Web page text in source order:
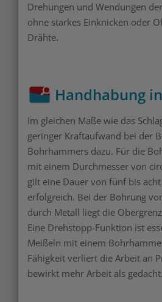
Drehungen und Wendungen
ohne starkes Einknicken oder
Drähte.
Handhabung
Im gleichen Maße wie das
geringer Kraftaufwand bei der
Bohrhammers dazu. Für die
mit einem Durchmesser von
gilt eine Dauer von fünf bis
erfolgreich. Bei der Bohrung
durch Metall liegt die
Eine Drehstopp-Funktion ist
Meißeln mit einem
Fähigkeit verliert die Arbeit an
bewirkt mehr Arbeit als gedacht.